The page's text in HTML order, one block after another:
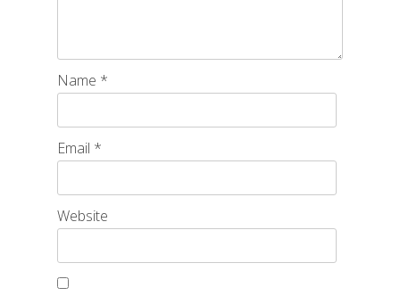
Name *
Email *
Website